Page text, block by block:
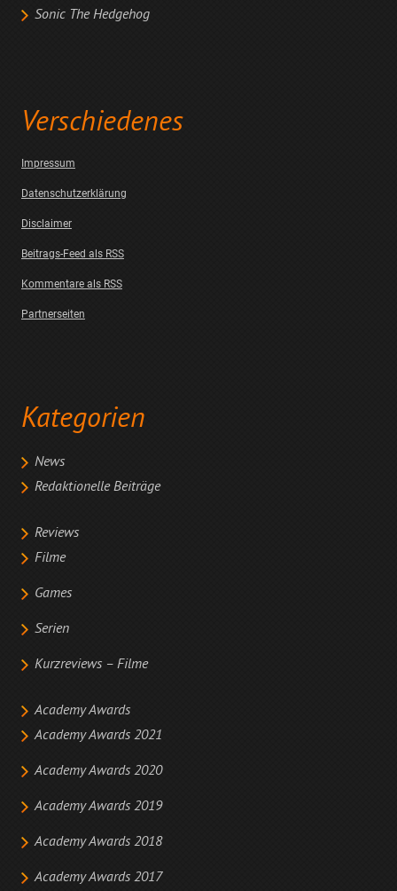
Sonic The Hedgehog
Verschiedenes
Impressum
Datenschutzerklärung
Disclaimer
Beitrags-Feed als RSS
Kommentare als RSS
Partnerseiten
Kategorien
News
Redaktionelle Beiträge
Reviews
Filme
Games
Serien
Kurzreviews – Filme
Academy Awards
Academy Awards 2021
Academy Awards 2020
Academy Awards 2019
Academy Awards 2018
Academy Awards 2017